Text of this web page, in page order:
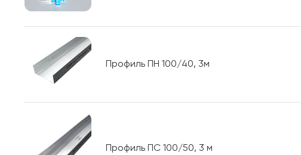
Профиль ПН 100/40, 3м
Профиль ПС 100/50, 3 м